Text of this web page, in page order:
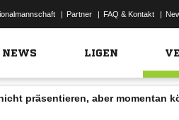
| Partner | FAQ & Kontakt |
NEWS LIGEN
präsentieren, aber momentan